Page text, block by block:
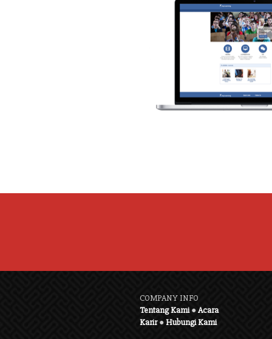
COMPANY INFO
Tentang Kami●Acara
Karir●Hubungi Kami